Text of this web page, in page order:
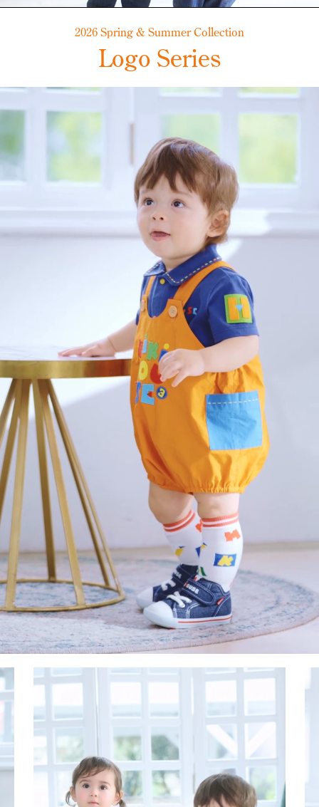
2026 Spring & Summer Collection
Logo Series